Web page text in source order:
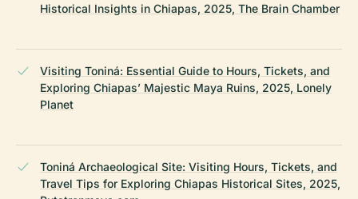
Historical Insights in Chiapas, 2025, The Brain Chamber
Visiting Toniná: Essential Guide to Hours, Tickets, and
Exploring Chiapas’ Majestic Maya Ruins, 2025, Lonely
Planet
Toniná Archaeological Site: Visiting Hours, Tickets, and
Travel Tips for Exploring Chiapas Historical Sites, 2025,